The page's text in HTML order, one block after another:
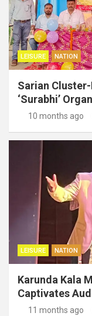
LEISURE NATION
Sarian Cluster-
‘Surabhi’
10 months ago
LEISURE NATION
Karunda Kala
Captivates
11 months ago